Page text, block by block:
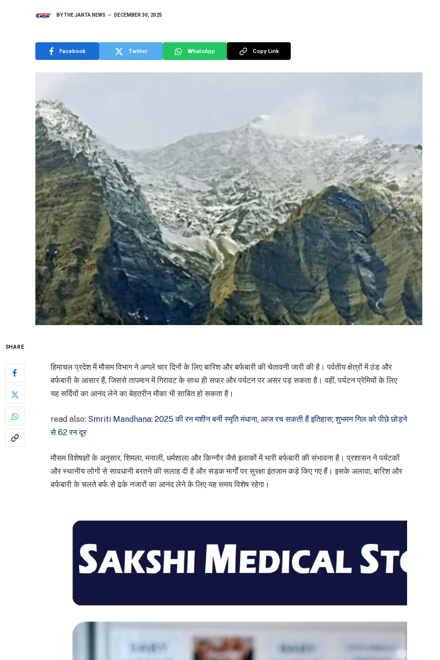
BYTHE JANTA NEWS DECEMBER 30, 2025
Facebook Twitter WhatsApp Copy Link
SHARE
हिमाचल प्रदेश में मौसम विभाग ने अगले चार दिनों के लिए बारिश और बर्फबारी की चेतावनी जारी की है। पर्वतीय क्षेत्रों में ठंड और
बर्फबारी के आसार हैं, जिससे तापमान में गिरावट के साथ ही सफर और पर्यटन पर असर पड़ सकता है। वहीं, पर्यटन प्रेमियों के लिए
यह सर्दियों का आनंद लेने का बेहतरीन मौका भी साबित हो सकता है।
read also: Smriti Mandhana: 2025 की रन मशीन बनीं स्मृति मंधाना, आज रच सकती हैं इतिहास; शुभमन गिल को पीछे छोड़ने
से 62 रन दूर
मौसम विशेषज्ञों के अनुसार, शिमला, मनाली, धर्मशाला और किन्नौर जैसे इलाकों में भारी बर्फबारी की संभावना है। प्रशासन ने पर्यटकों
और स्थानीय लोगों से सावधानी बरतने की सलाह दी है और सड़क मार्गों पर सुरक्षा इंतजाम कड़े किए गए हैं। इसके अलावा, बारिश और
बर्फबारी के चलते बर्फ से ढके नजारों का आनंद लेने के लिए यह समय विशेष रहेगा।